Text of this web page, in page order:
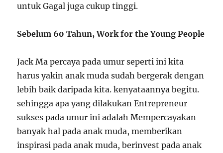
untuk Gagal juga cukup tinggi.
Sebelum 60 Tahun, Work for the Young People
Jack Ma percaya pada umur seperti ini kita
harus yakin anak muda sudah bergerak dengan
lebih baik daripada kita. kenyataannya begitu.
sehingga apa yang dilakukan Entrepreneur
sukses pada umur ini adalah Mempercayakan
banyak hal pada anak muda, memberikan
inspirasi pada anak muda, berinvest pada anak